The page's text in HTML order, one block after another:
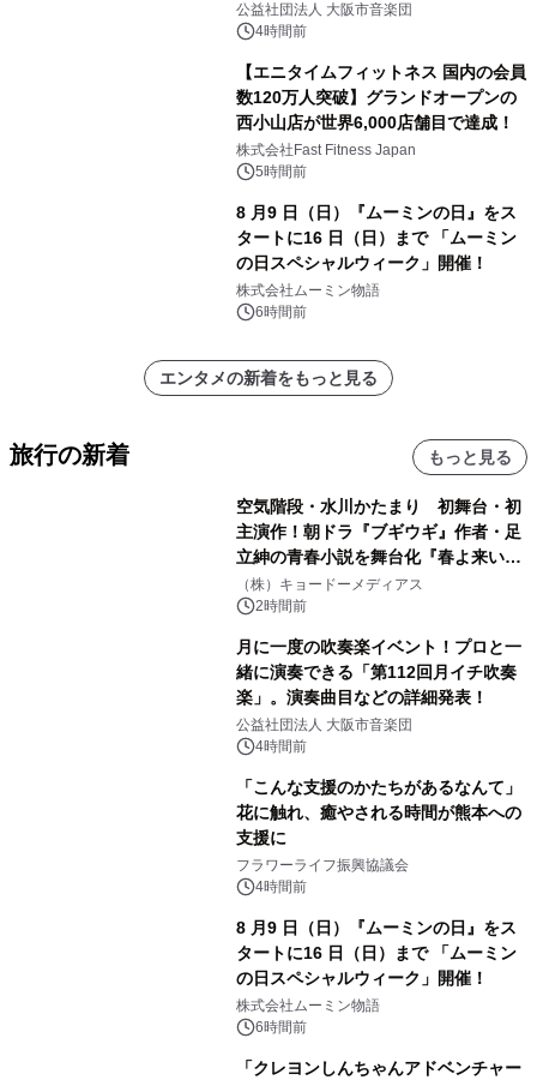
公益社団法人 大阪市音楽団
4時間前
【エニタイムフィットネス 国内の会員
数120万人突破】グランドオープンの
西小山店が世界6,000店舗目で達成！
株式会社Fast Fitness Japan
5時間前
8 月9 日（日）『ムーミンの日』をス
タートに16 日（日）まで 「ムーミン
の日スペシャルウィーク」開催！
株式会社ムーミン物語
6時間前
エンタメの新着をもっと見る
旅行の新着 もっと見る
空気階段・水川かたまり 初舞台・初
主演作！朝ドラ『ブギウギ』作者・足
立紳の青春小説を舞台化『春よ来い、
マジで来い』キービジュアル解禁！
（株）キョードーメディアス
2時間前
月に一度の吹奏楽イベント！プロと一
緒に演奏できる「第112回月イチ吹奏
楽」。演奏曲目などの詳細発表！
公益社団法人 大阪市音楽団
4時間前
「こんな支援のかたちがあるなんて」
花に触れ、癒やされる時間が熊本への
支援に
フラワーライフ振興協議会
4時間前
8 月9 日（日）『ムーミンの日』をス
タートに16 日（日）まで 「ムーミン
の日スペシャルウィーク」開催！
株式会社ムーミン物語
6時間前
「クレヨンしんちゃんアドベンチャー